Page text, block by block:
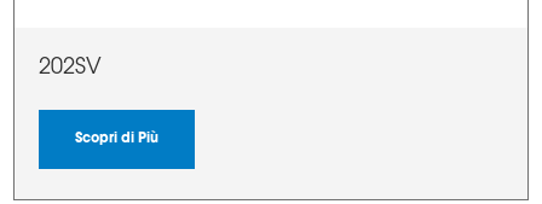
202SV
Scopri di Più